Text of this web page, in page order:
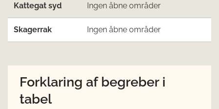
Kattegat syd Ingen åbne områder
Skagerrak Ingen åbne områder
Forklaring af begreber i
tabel